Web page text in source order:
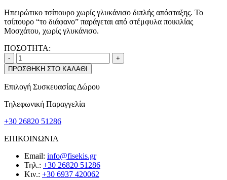
Ηπειρώτικο τσίπουρο χωρίς γλυκάνισο διπλής απόσταξης. Το
τσίπουρο “το διάφανο” παράγεται από στέμφυλα ποικιλίας
Μοσχάτου, χωρίς γλυκάνισο.
ΠΟΣΟΤΗΤΑ:
-
+
ΠΡΟΣΘΗΚΗ ΣΤΟ ΚΑΛΑΘΙ
Επιλογή Συσκευασίας Δώρου
Τηλεφωνική Παραγγελία
+30 26820 51286
ΕΠΙΚΟΙΝΩΝΙΑ
Email: info@fisekis.gr
Τηλ.: +30 26820 51286
Κιν.: +30 6937 420062